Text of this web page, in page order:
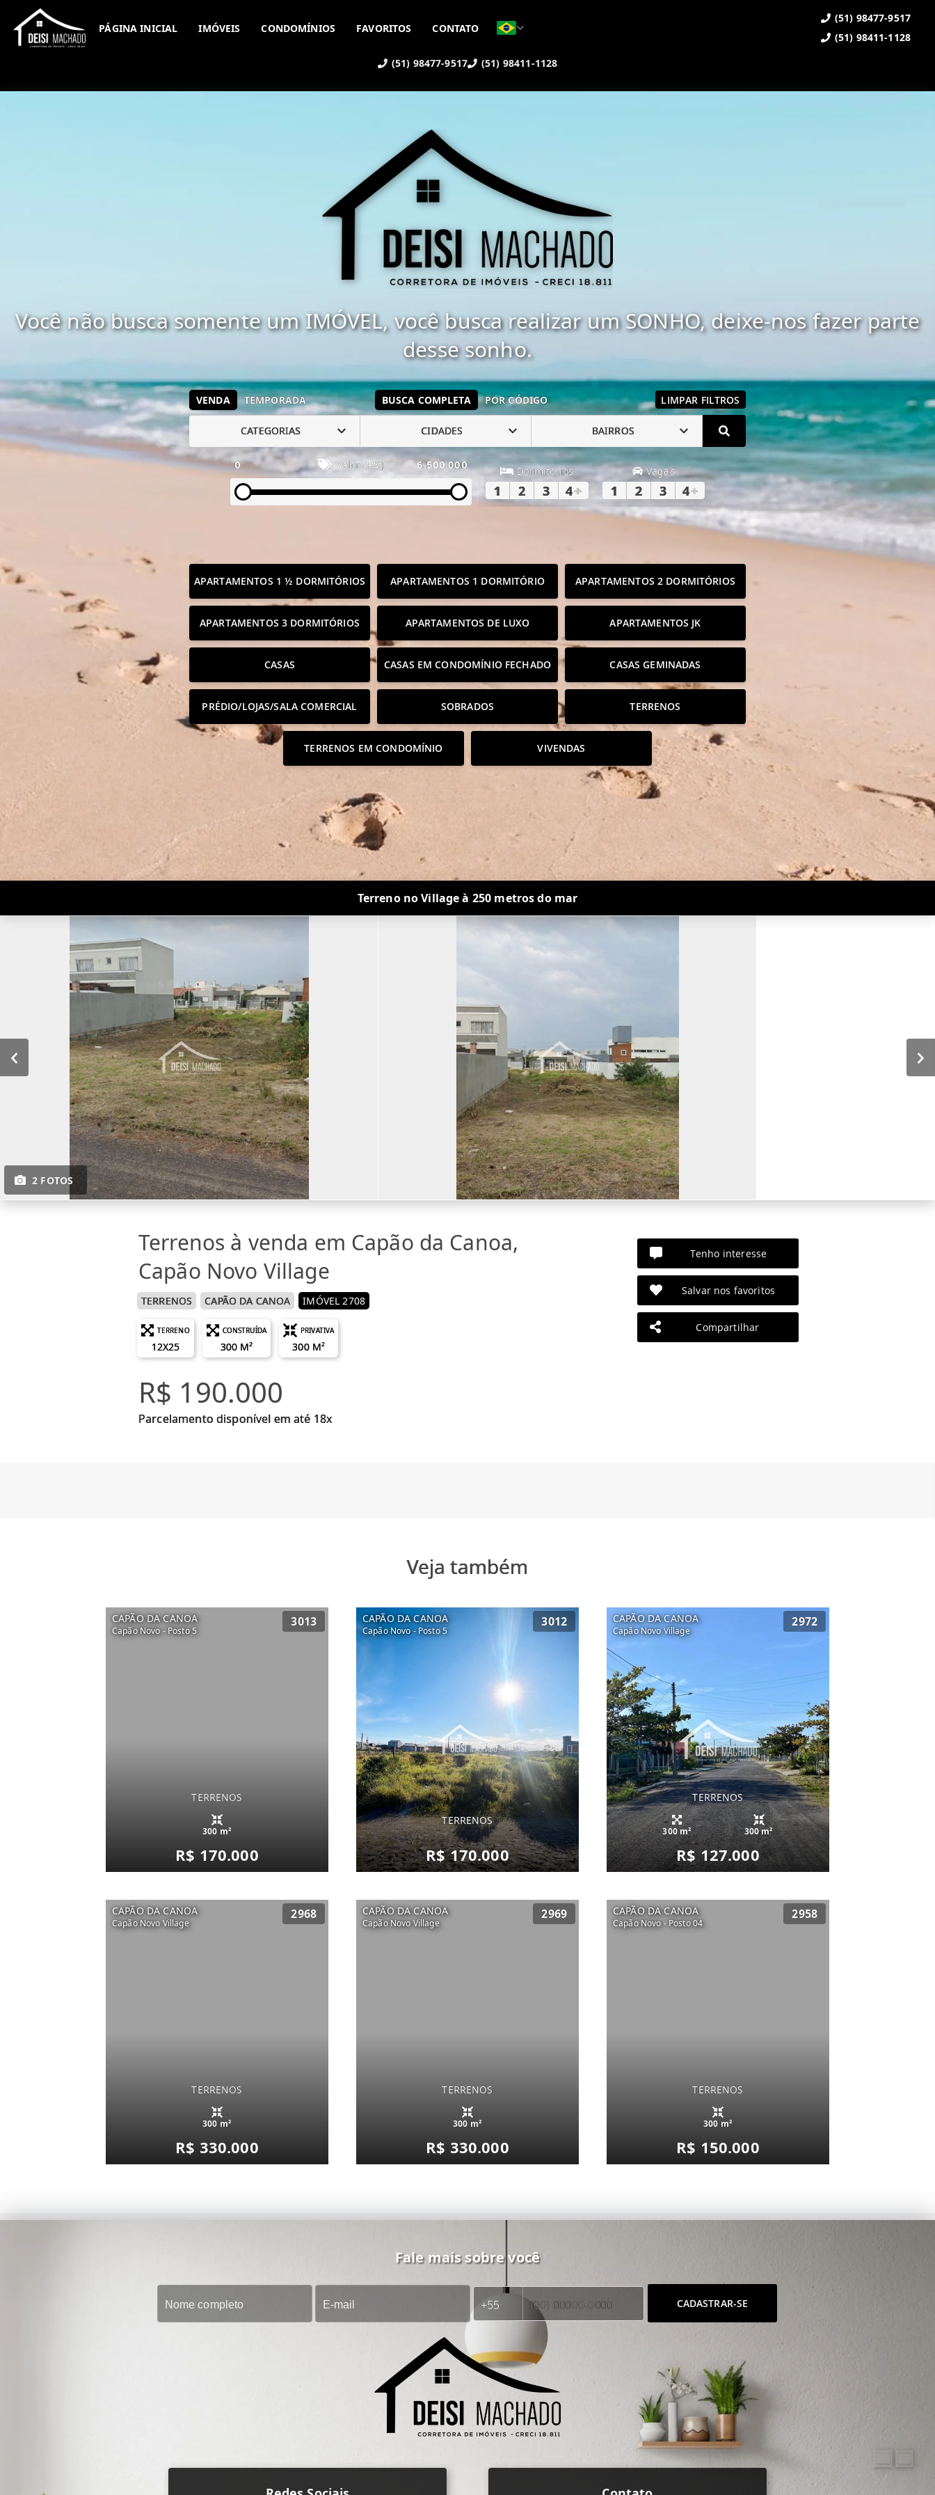
(51) 98477-9517 (51) 98411-1128
PÁGINA INICIAL IMÓVEIS CONDOMÍNIOS FAVORITOS CONTATO
(51) 98477-9517
(51) 98411-1128
Você não busca somente um IMÓVEL, você busca realizar um SONHO, deixe-nos fazer parte
desse sonho.
VENDA TEMPORADA BUSCA COMPLETA POR CÓDIGO LIMPAR FILTROS
CATEGORIAS CIDADES BAIRROS
0 Valor (R$) 6.500.000 Dormitórios
1 2 3 4+
Vagas
1 2 3 4+
APARTAMENTOS 1 ½ DORMITÓRIOS APARTAMENTOS 1 DORMITÓRIO APARTAMENTOS 2 DORMITÓRIOS
APARTAMENTOS 3 DORMITÓRIOS APARTAMENTOS DE LUXO APARTAMENTOS JK
CASAS CASAS EM CONDOMÍNIO FECHADO CASAS GEMINADAS
PRÉDIO/LOJAS/SALA COMERCIAL SOBRADOS TERRENOS
TERRENOS EM CONDOMÍNIO VIVENDAS
Terreno no Village à 250 metros do mar
2 FOTOS
Terrenos à venda em Capão da Canoa,
Capão Novo Village
TERRENOS CAPÃO DA CANOA IMÓVEL 2708
TERRENO
12X25
CONSTRUÍDA
300 M²
PRIVATIVA
300 M²
R$ 190.000
Parcelamento disponível em até 18x
Tenho interesse
Salvar nos favoritos
Compartilhar
Veja também
CAPÃO DA CANOA
Capão Novo - Posto 5
3013
TERRENOS
300 m²
R$ 170.000
CAPÃO DA CANOA
Capão Novo - Posto 5
3012
TERRENOS
R$ 170.000
CAPÃO DA CANOA
Capão Novo Village
2972
TERRENOS
300 m² 300 m²
R$ 127.000
CAPÃO DA CANOA
Capão Novo Village
2968
TERRENOS
300 m²
R$ 330.000
CAPÃO DA CANOA
Capão Novo Village
2969
TERRENOS
300 m²
R$ 330.000
CAPÃO DA CANOA
Capão Novo - Posto 04
2958
TERRENOS
300 m²
R$ 150.000
Fale mais sobre você
CADASTRAR-SE